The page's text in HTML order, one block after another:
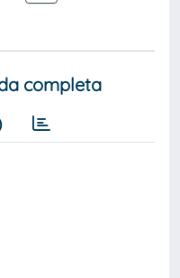
completa